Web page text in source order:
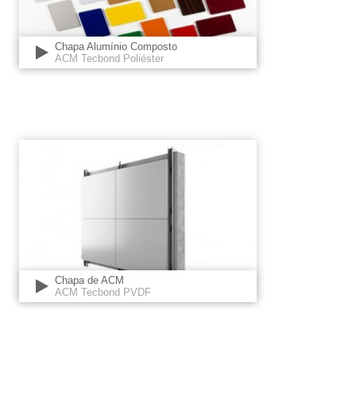
Chapa Alumínio Composto
ACM Tecbond Poliéster
Chapa de ACM
ACM Tecbond PVDF